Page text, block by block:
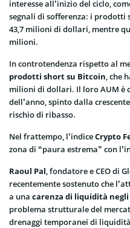
interesse all’inizio del ciclo,
segnali di sofferenza: i prodotti
43,7 milioni di dollari, mentre
milioni.
In controtendenza rispetto al
prodotti short su Bitcoin, che
milioni di dollari. Il loro AUM è
dell’anno, spinto dalla
rischio di ribasso.
Nel frattempo, l’indiceCrypto
zona di “paura estrema” con
Raoul Pal, fondatore e CEO di
recentemente sostenuto che
a una carenza di liquidità
problema strutturale del
drenaggi temporanei di